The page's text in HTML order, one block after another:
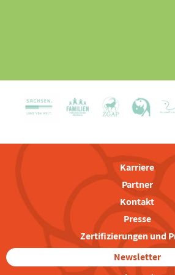
Karriere
Partner
Kontakt
Presse
Zertifizierungen und
Newsletter